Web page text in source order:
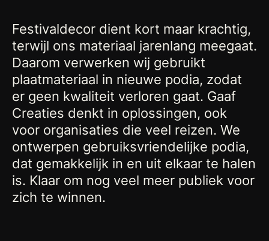
Festivaldecor dient kort maar krachtig,
terwijl ons materiaal jarenlang meegaat.
Daarom verwerken wij gebruikt
plaatmateriaal in nieuwe podia, zodat
er geen kwaliteit verloren gaat. Gaaf
Creaties denkt in oplossingen, ook
voor organisaties die veel reizen. We
ontwerpen gebruiksvriendelijke podia,
dat gemakkelijk in en uit elkaar te halen
is. Klaar om nog veel meer publiek voor
zich te winnen.